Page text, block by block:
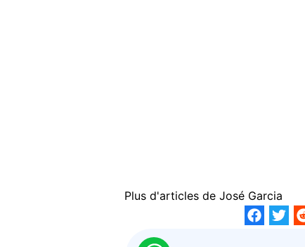
Plus d'articles de José Garcia